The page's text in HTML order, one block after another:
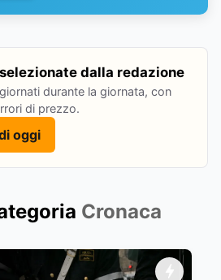
dalla redazione
durante la giornata, con
di prezzo.
oggi
Cronaca